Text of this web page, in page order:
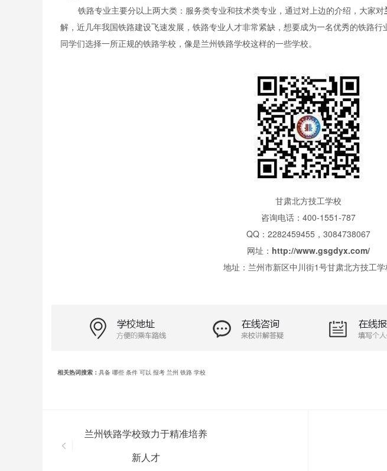
铁路专业主要分以上两大类：服务类专业和技术类专业，通过对上边的介绍，大家对
解，近几年我国铁路建设飞速发展，铁路专业人才非常紧缺，想要成为一名优秀的铁路
同学们选择一所正规的铁路学校，像是兰州铁路学校这样的一些学校。
甘肃北方技工学校
咨询电话：400-1551-787
QQ：2282459455，3084738067
网址： http://www.gsgdyx.com/
地址：兰州市新区中川街1号甘肃北方技工学
相关热词搜索： 具备 哪些 条件 可以 报考 兰州 铁路 学校
​兰州铁路学校致力于精准培养
新人才